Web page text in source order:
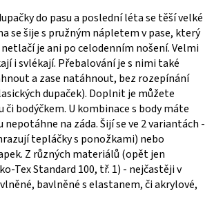
do pasu a poslední léta se těší velké
se šije s pružným nápletem v pase, který
je ani po celodenním nošení. Velmi
i svlékají. Přebalování je s nimi také
a zase natáhnout, bez rozepínání
dupaček). Doplnit je můžete
bodýčkem. U kombinace s body máte
na záda. Šijí se ve 2 variantách -
tepláčky s ponožkami) nebo
Z různých materiálů (opět jen
Tex Standard 100, tř. 1) - nejčastěji v
bavlněné s elastanem, či akrylové,